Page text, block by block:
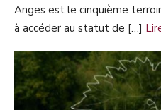
Anges est le cinquième
à accéder au statut de […]